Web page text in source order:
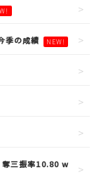
季の成績 NEW!
三振率10.80 w